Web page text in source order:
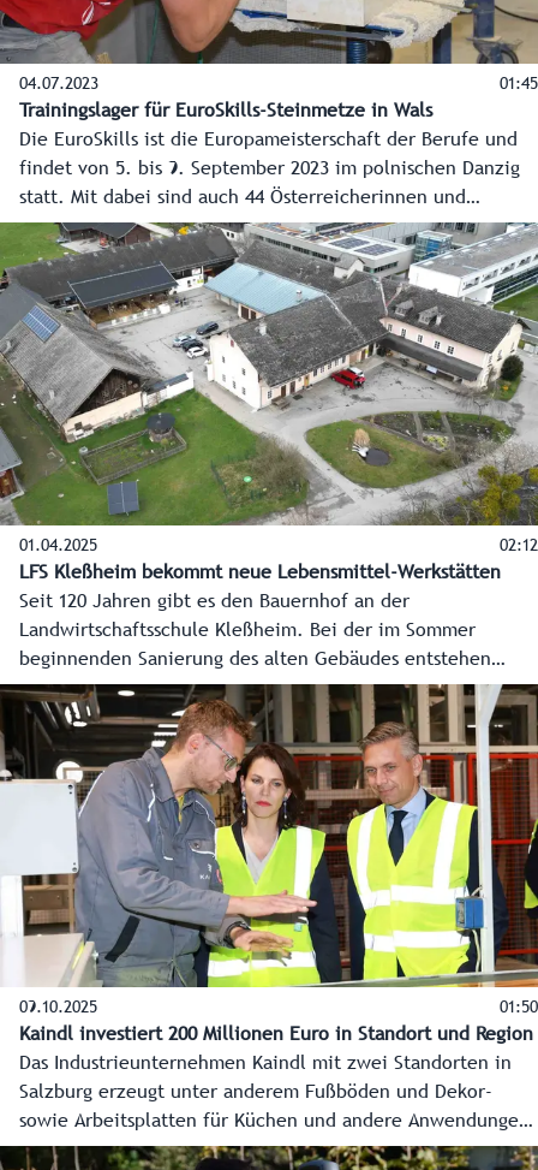
04.07.2023 01:45
Trainingslager für EuroSkills-Steinmetze in Wals
Die EuroSkills ist die Europameisterschaft der Berufe und
findet von 5. bis 9. September 2023 im polnischen Danzig
statt. Mit dabei sind auch 44 Österreicherinnen und
Österreicher. Einer davon ist der Salzburger Steinmetz
Jakob Enzensberger. Für das Training kommt er wieder an
seine Ausbildungsstätte, die Landesberufsschule (LBS) Wals,
zurück.
01.04.2025 02:12
LFS Kleßheim bekommt neue Lebensmittel-Werkstätten
Seit 120 Jahren gibt es den Bauernhof an der
Landwirtschaftsschule Kleßheim. Bei der im Sommer
beginnenden Sanierung des alten Gebäudes entstehen
neue Werkstätten für die Lebensmittelverarbeitung sowie
ein neuer Hofladen und ein Sensorikraum. Wesentliche
Infrastruktur für die praxisbezogene Ausbildung.
09.10.2025 01:50
Kaindl investiert 200 Millionen Euro in Standort und Region
Das Industrieunternehmen Kaindl mit zwei Standorten in
Salzburg erzeugt unter anderem Fußböden und Dekor-
sowie Arbeitsplatten für Küchen und andere Anwendungen.
Mit der Investition von rund 200 Millionen Euro für ein